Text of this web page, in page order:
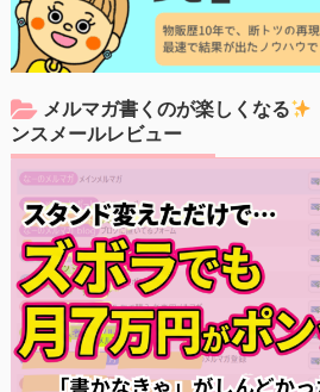
メルマガ書くのが楽しくなる
ンスメールレビュー